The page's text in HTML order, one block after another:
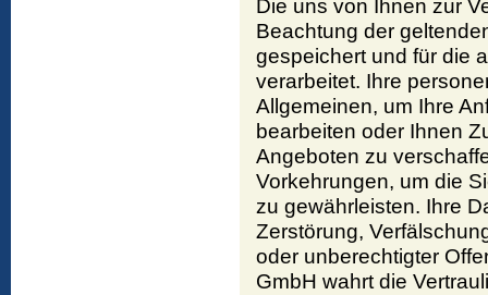
Die uns von Ihnen zur
Beachtung der
gespeichert und für die
verarbeitet. Ihre
Allgemeinen, um Ihre
bearbeiten oder Ihnen
Angeboten zu
Vorkehrungen, um die
zu gewährleisten. Ihre
Zerstörung,
oder unberechtigter
GmbH wahrt die